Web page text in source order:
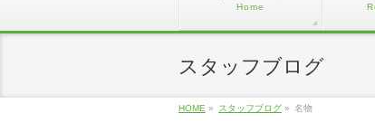
Home
スタッフブログ
HOME » スタッフブログ » 名物